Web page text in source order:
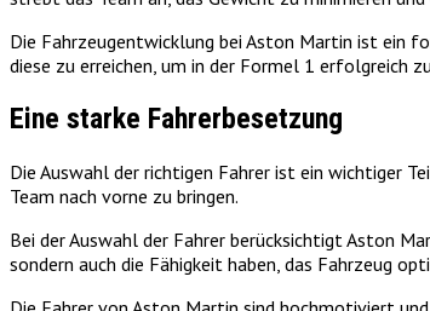
Die Fahrzeugentwicklung bei Aston Martin ist ein
diese zu erreichen, um in der Formel 1 erfolgreich
Eine starke Fahrerbesetzung
Die Auswahl der richtigen Fahrer ist ein wichtiger
Team nach vorne zu bringen.
Bei der Auswahl der Fahrer berücksichtigt Aston
sondern auch die Fähigkeit haben, das Fahrzeug